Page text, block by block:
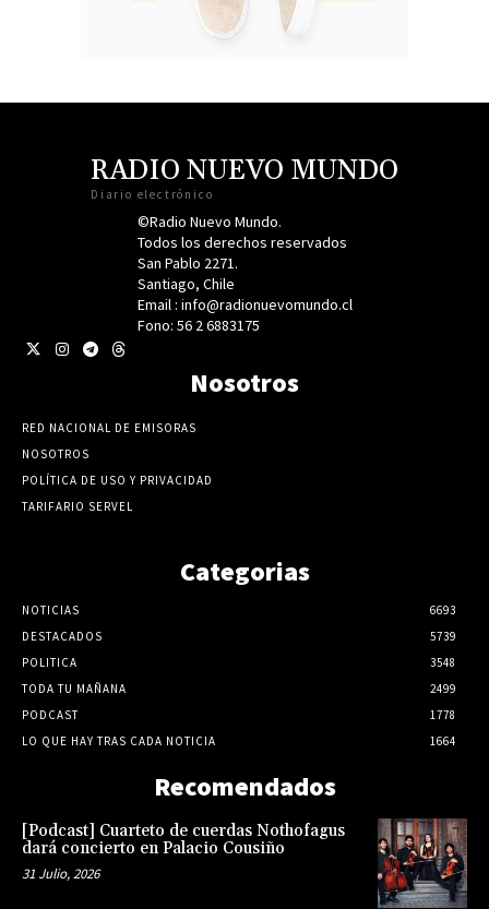
RADIO NUEVO MUNDO
Diario electrónico
©Radio Nuevo Mundo.
Todos los derechos reservados
San Pablo 2271.
Santiago, Chile
Email : info@radionuevomundo.cl
Fono: 56 2 6883175
Nosotros
RED NACIONAL DE EMISORAS
NOSOTROS
POLÍTICA DE USO Y PRIVACIDAD
TARIFARIO SERVEL
Categorias
NOTICIAS
6693
DESTACADOS
5739
POLITICA
3548
TODA TU MAÑANA
2499
PODCAST
1778
LO QUE HAY TRAS CADA NOTICIA
1664
Recomendados
[Podcast] Cuarteto de cuerdas Nothofagus
dará concierto en Palacio Cousiño
31 Julio, 2026